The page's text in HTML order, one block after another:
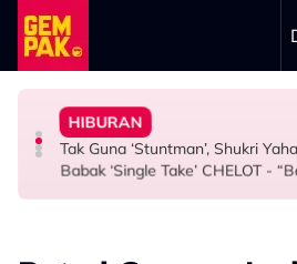
Skip to main content
HIBURAN
Netizen Restu! Semua Tak Sabar
1968
HIBURAN
Tak Guna ‘Stuntman’, Shukri
Babak ‘Single Take’ CHELOT -
HIBURAN
Bawa Anak Ke Klinik, Syasya
Doktor
HIBURAN
Aisha Retno Terkilan ‘Tak Adil’
- “Penat-Penat Nangis…”